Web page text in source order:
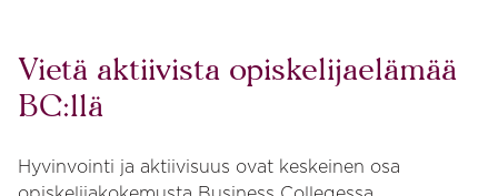
Vietä aktiivista opiskelijaelämää
BC:llä
Hyvinvointi ja aktiivisuus ovat keskeinen osa